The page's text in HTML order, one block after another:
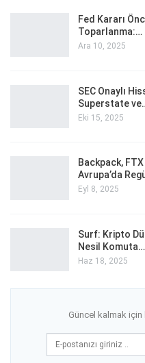
Fed Kararı
Toparlanma:…
Ara 10, 2025
SEC Onaylı
Superstate
Eki 15, 2025
Backpack, FTX
Avrupa’da
Eyl 8, 2025
Surf: Kripto
Nesil Komuta…
Haz 18, 2025
Güncel kalmak